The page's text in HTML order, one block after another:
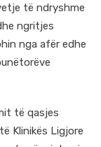
të ndryshme
ngritjes
nga afër edhe
të qasjes
Klinikës Ligjore